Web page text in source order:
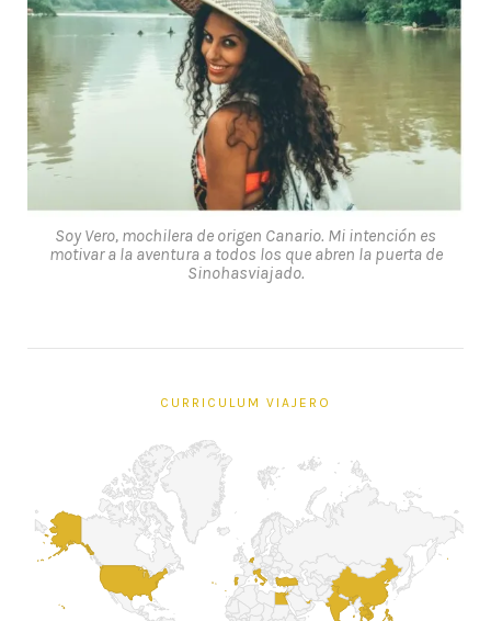
Soy Vero, mochilera de origen Canario. Mi intención es
motivar a la aventura a todos los que abren la puerta de
Sinohasviajado.
CURRICULUM VIAJERO